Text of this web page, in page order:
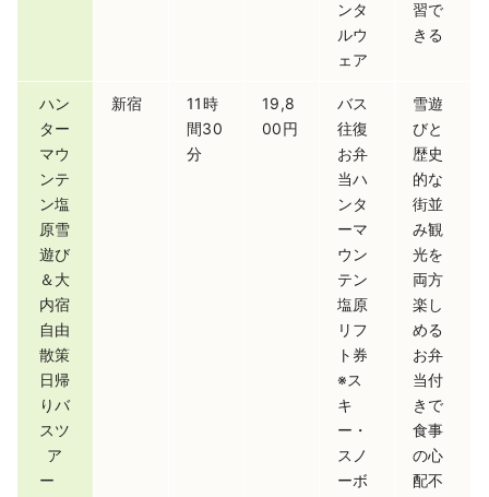
ンタ
ルウ
ェア
習で
きる
ハン
ター
マウ
ンテ
ン塩
原雪
遊び
＆大
内宿
自由
散策
日帰
りバ
スツ
ア
ー
新宿
11時
間30
分
19,8
00円
バス
往復
お弁
当ハ
ンタ
ーマ
ウン
テン
塩原
リフ
ト券
※ス
キ
ー・
スノ
ーボ
雪遊
びと
歴史
的な
街並
み観
光を
両方
楽し
める
お弁
当付
きで
食事
の心
配不